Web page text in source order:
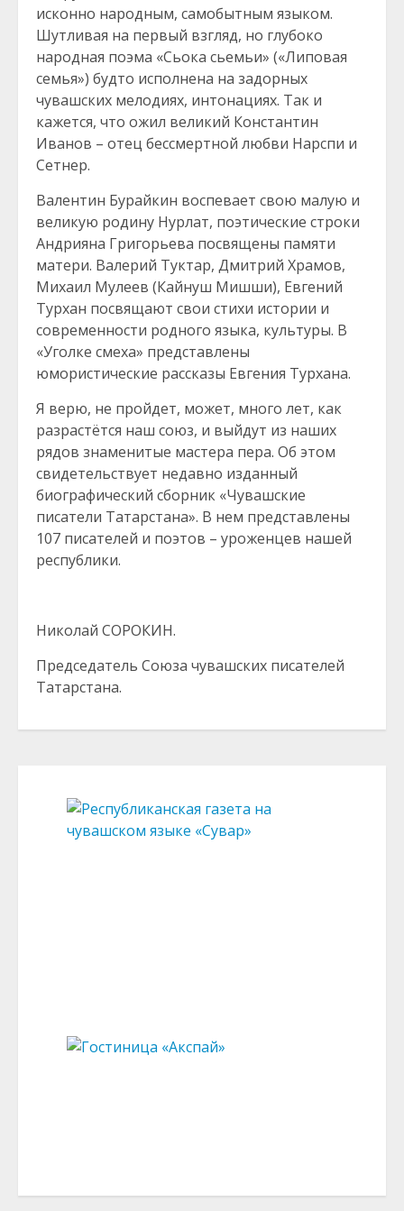
исконно народным, самобытным языком.
Шутливая на первый взгляд, но глубоко
народная поэма «Сьока сьемьи» («Липовая
семья») будто исполнена на задорных
чувашских мелодиях, интонациях. Так и
кажется, что ожил великий Константин
Иванов – отец бессмертной любви Нарспи и
Сетнер.
Валентин Бурайкин воспевает свою малую и
великую родину Нурлат, поэтические строки
Андрияна Григорьева посвящены памяти
матери. Валерий Туктар, Дмитрий Храмов,
Михаил Мулеев (Кайнуш Мишши), Евгений
Турхан посвящают свои стихи истории и
современности родного языка, культуры. В
«Уголке смеха» представлены
юмористические рассказы Евгения Турхана.
Я верю, не пройдет, может, много лет, как
разрастётся наш союз, и выйдут из наших
рядов знаменитые мастера пера. Об этом
свидетельствует недавно изданный
биографический сборник «Чувашские
писатели Татарстана». В нем представлены
107 писателей и поэтов – уроженцев нашей
республики.
Николай СОРОКИН.
Председатель Союза чувашских писателей
Татарстана.